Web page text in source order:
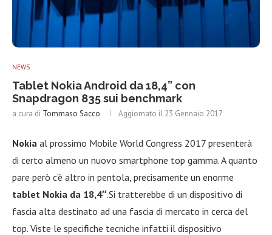
NEWS
Tablet Nokia Android da 18,4” con
Snapdragon 835 sui benchmark
a cura di Tommaso Sacco Aggiornato il 23 Gennaio 2017
Nokia al prossimo Mobile World Congress 2017 presenterà
di certo almeno un nuovo smartphone top gamma. A quanto
pare però c’è altro in pentola, precisamente un enorme
tablet Nokia da 18,4″.Si tratterebbe di un dispositivo di
fascia alta destinato ad una fascia di mercato in cerca del
top. Viste le specifiche tecniche infatti il dispositivo